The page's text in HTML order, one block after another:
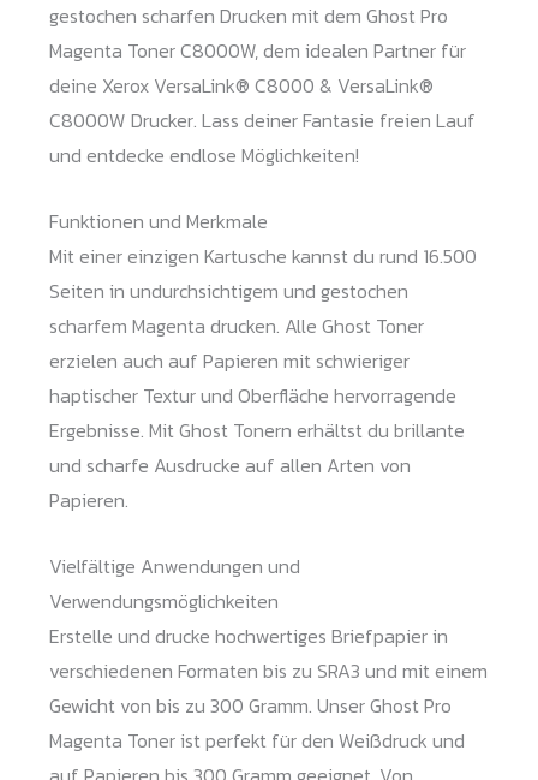
gestochen scharfen Drucken mit dem Ghost Pro
Magenta Toner C8000W, dem idealen Partner für
deine Xerox VersaLink® C8000 & VersaLink®
C8000W Drucker. Lass deiner Fantasie freien Lauf
und entdecke endlose Möglichkeiten!
Funktionen und Merkmale
Mit einer einzigen Kartusche kannst du rund 16.500
Seiten in undurchsichtigem und gestochen
scharfem Magenta drucken. Alle Ghost Toner
erzielen auch auf Papieren mit schwieriger
haptischer Textur und Oberfläche hervorragende
Ergebnisse. Mit Ghost Tonern erhältst du brillante
und scharfe Ausdrucke auf allen Arten von
Papieren.
Vielfältige Anwendungen und
Verwendungsmöglichkeiten
Erstelle und drucke hochwertiges Briefpapier in
verschiedenen Formaten bis zu SRA3 und mit einem
Gewicht von bis zu 300 Gramm. Unser Ghost Pro
Magenta Toner ist perfekt für den Weißdruck und